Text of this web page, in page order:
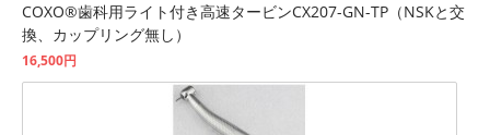
COXO®歯科用ライト付き高速タービンCX207-GN-TP（NSKと交
換、カップリング無し）
16,500円